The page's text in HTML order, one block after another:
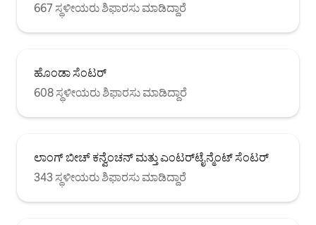
667 ಸ್ಥಳೀಯರು ಶಿಫಾರಸು ಮಾಡಿದ್ದಾರೆ
ಹೊಂಡಾ ಸೆಂಟರ್
608 ಸ್ಥಳೀಯರು ಶಿಫಾರಸು ಮಾಡಿದ್ದಾರೆ
ಲಾಂಗ್ ಬೀಚ್ ಕನ್ವೆಂಚನ್ ಮತ್ತು ಎಂಟರ್‌ಟೈನ್ಮೆಂಟ್ ಸೆಂಟರ್
343 ಸ್ಥಳೀಯರು ಶಿಫಾರಸು ಮಾಡಿದ್ದಾರೆ